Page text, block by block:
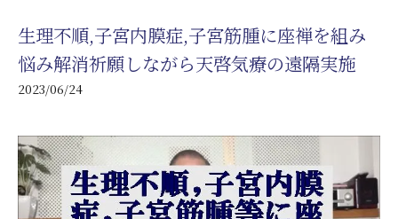
生理不順,子宮内膜症,子宮筋腫に座禅を組み
悩み解消祈願しながら天啓気療の遠隔実施
2023/06/24